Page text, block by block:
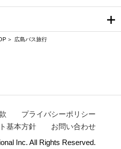
広島バス旅行
プライバシーポリシー
基本方針
お問い合わせ
Inc. All Rights Reserved.